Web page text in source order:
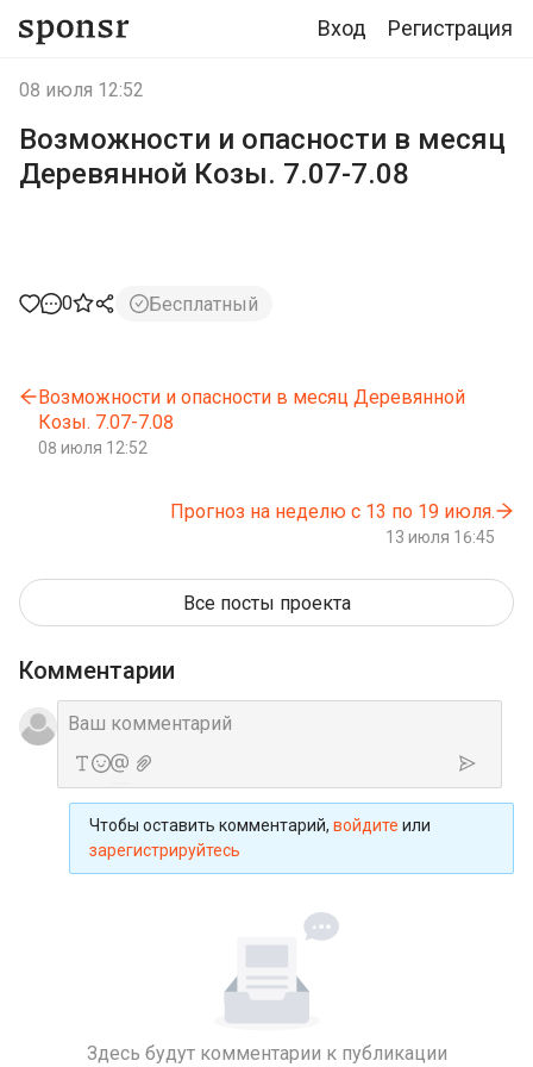
Вход Регистрация
08 июля 12:52
Возможности и опасности в месяц
Деревянной Козы. 7.07-7.08
0 Бесплатный
Возможности и опасности в месяц Деревянной
Козы. 7.07-7.08
08 июля 12:52
Прогноз на неделю с 13 по 19 июля.
13 июля 16:45
Все посты проекта
Комментарии
Чтобы оставить комментарий, войдите или
зарегистрируйтесь
Здесь будут комментарии к публикации